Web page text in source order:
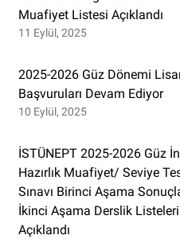
Muafiyet Listesi Açıklandı
11 Eylül, 2025
2025-2026 Güz Dönemi
Başvuruları Devam Ediyor
10 Eylül, 2025
İSTÜNEPT 2025-2026 Güz
Hazırlık Muafiyet/ Seviye
Sınavı Birinci Aşama
İkinci Aşama Derslik Listeleri
Açıklandı